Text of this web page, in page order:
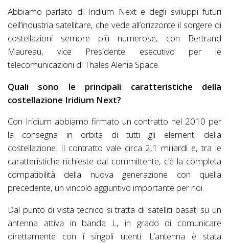
Abbiamo parlato di Iridium Next e degli sviluppi futuri
dell’industria satellitare, che vede all’orizzonte il sorgere di
costellazioni sempre più numerose, con Bertrand
Maureau, vice Presidente esecutivo per le
telecomunicazioni di Thales Alenia Space.
Quali sono le principali caratteristiche della
costellazione Iridium Next?
Con Iridium abbiamo firmato un contratto nel 2010 per
la consegna in orbita di tutti gli elementi della
costellazione. Il contratto vale circa 2,1 miliardi e, tra le
caratteristiche richieste dal committente, c’è la completa
compatibilità della nuova generazione con quella
precedente, un vincolo aggiuntivo importante per noi.
Dal punto di vista tecnico si tratta di satelliti basati su un
antenna attiva in banda L, in grado di comunicare
direttamente con i singoli utenti. L’antenna è stata